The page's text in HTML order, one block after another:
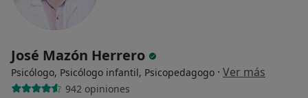
José Mazón Herrero
Psicólogo, Psicólogo infantil, Psicopedagogo · Ver más
942 opiniones